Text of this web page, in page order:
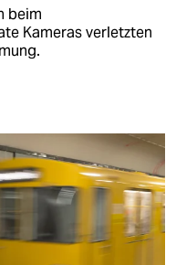
beim
Kameras verletzten